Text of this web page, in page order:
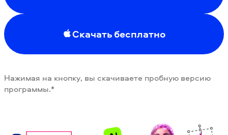
Скачать бесплатно
Нажимая на кнопку, вы скачиваете пробную версию
программы.*